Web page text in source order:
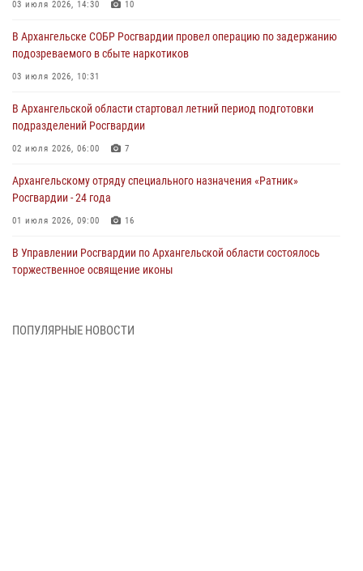
03 июля 2026, 14:30 10
В Архангельске СОБР Росгвардии провел операцию по задержанию
подозреваемого в сбыте наркотиков
03 июля 2026, 10:31
В Архангельской области стартовал летний период подготовки
подразделений Росгвардии
02 июля 2026, 06:00 7
Архангельскому отряду специального назначения «Ратник»
Росгвардии - 24 года
01 июля 2026, 09:00 16
В Управлении Росгвардии по Архангельской области состоялось
торжественное освящение иконы
Военнослужащие по призыву из Архангельской области приняли
ПОПУЛЯРНЫЕ НОВОСТИ